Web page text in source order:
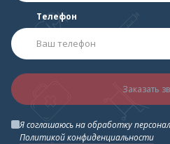
Телефон
Заказать
Я соглашаюсь на обработку
Политикой конфиденциальности